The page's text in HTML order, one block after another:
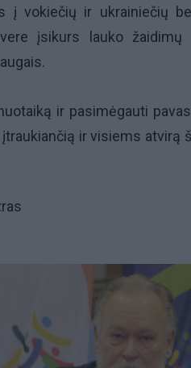
į vokiečių ir ukrainiečių
įsikurs lauko žaidimų
ir pasimėgauti
ir visiems atvirą